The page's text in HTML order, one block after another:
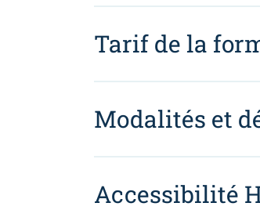
Tarif de la
Modalités et
Accessibilité